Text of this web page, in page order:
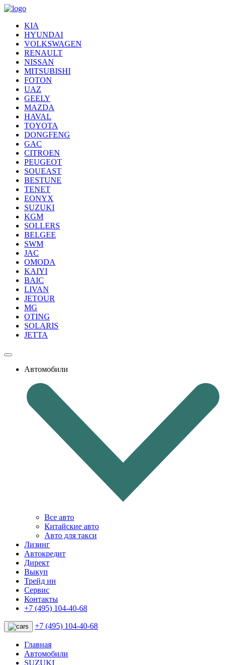
KIA
HYUNDAI
VOLKSWAGEN
RENAULT
NISSAN
MITSUBISHI
FOTON
UAZ
GEELY
MAZDA
HAVAL
TOYOTA
DONGFENG
GAC
CITROEN
PEUGEOT
SOUEAST
BESTUNE
TENET
EONYX
SUZUKI
KGM
SOLLERS
BELGEE
SWM
JAC
OMODA
KAIYI
BAIC
LIVAN
JETOUR
MG
OTING
SOLARIS
JETTA
Автомобили
Все авто
Китайские авто
Авто для такси
Лизинг
Автокредит
Директ
Выкуп
Трейд ин
Сервис
Контакты
+7 (495) 104-40-68
+7 (495) 104-40-68
Главная
Автомобили
SUZUKI